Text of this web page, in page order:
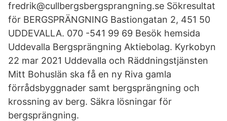
fredrik@cullbergsbergsprangning.se Sökresultat
för BERGSPRÄNGNING Bastiongatan 2, 451 50
UDDEVALLA. 070 -541 99 69 Besök hemsida
Uddevalla Bergsprängning Aktiebolag. Kyrkobyn
22 mar 2021 Uddevalla och Räddningstjänsten
Mitt Bohuslän ska få en ny Riva gamla
förrådsbyggnader samt bergsprängning och
krossning av berg. Säkra lösningar för
bergsprängning.